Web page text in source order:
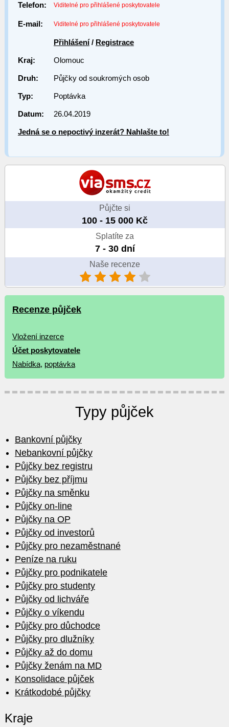
Telefon: Viditelné pro přihlášené poskytovatele
E-mail: Viditelné pro přihlášené poskytovatele
Přihlášení/ Registrace
Kraj: Olomouc
Druh: Půjčky od soukromých osob
Typ: Poptávka
Datum: 26.04.2019
Jedná se o nepoctivý inzerát? Nahlašte to!
Půjčte si
100 - 15 000 Kč
Splatíte za
7 - 30 dní
Naše recenze
Recenze půjček
Vložení inzerce
Účet poskytovatele
Nabídka, poptávka
Typy půjček
Bankovní půjčky
Nebankovní půjčky
Půjčky bez registru
Půjčky bez příjmu
Půjčky na směnku
Půjčky on-line
Půjčky na OP
Půjčky od investorů
Půjčky pro nezaměstnané
Peníze na ruku
Půjčky pro podnikatele
Půjčky pro studenty
Půjčky od lichváře
Půjčky o víkendu
Půjčky pro důchodce
Půjčky pro dlužníky
Půjčky až do domu
Půjčky ženám na MD
Konsolidace půjček
Krátkodobé půjčky
Kraje